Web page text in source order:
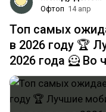
Офтоп 14 апр
Топ самых
в 2026 году 🏆
2026 года 🦸 Во